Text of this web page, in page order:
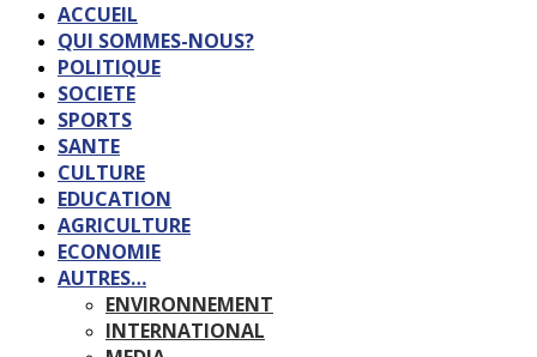
ACCUEIL
QUI SOMMES-NOUS?
POLITIQUE
SOCIETE
SPORTS
SANTE
CULTURE
EDUCATION
AGRICULTURE
ECONOMIE
AUTRES…
ENVIRONNEMENT
INTERNATIONAL